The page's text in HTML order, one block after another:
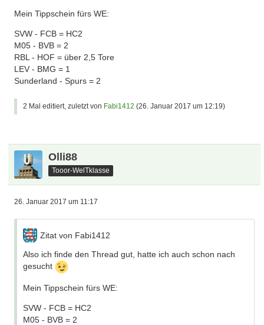
Mein Tippschein fürs WE:
SVW - FCB = HC2
M05 - BVB = 2
RBL - HOF = über 2,5 Tore
LEV - BMG = 1
Sunderland - Spurs = 2
2 Mal editiert, zuletzt von Fabi1412 (26. Januar 2017 um 12:19)
Olli88
Tooor-WelTklasse
26. Januar 2017 um 11:17
Zitat von Fabi1412
Also ich finde den Thread gut, hatte ich auch schon nach
gesucht
Mein Tippschein fürs WE:
SVW - FCB = HC2
M05 - BVB = 2